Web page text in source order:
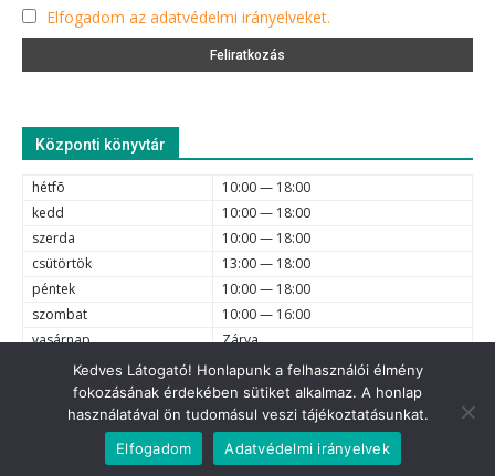
Elfogadom az adatvédelmi irányelveket.
Központi könyvtár
hétfõ
10:00 — 18:00
kedd
10:00 — 18:00
szerda
10:00 — 18:00
csütörtök
13:00 — 18:00
péntek
10:00 — 18:00
szombat
10:00 — 16:00
vasárnap
Zárva
6720 Szeged, Dóm tér 1-4. (62) 425-525, (62) 630-634; e-mail
© 2021 Somogyi Károly Városi és Megyei Könyvtár - Minden jog
fenntartva.
Adatvédelem
Kedves Látogató! Honlapunk a felhasználói élmény
fokozásának érdekében sütiket alkalmaz. A honlap
használatával ön tudomásul veszi tájékoztatásunkat.
Elfogadom
Adatvédelmi irányelvek